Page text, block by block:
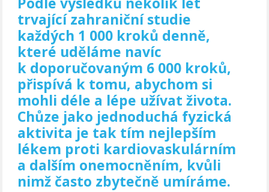
trvající zahraniční studie
každých 1 000 kroků denně,
které uděláme navíc
k doporučovaným 6 000 kroků,
přispívá k tomu, abychom si
mohli déle a lépe užívat života.
Chůze jako jednoduchá fyzická
aktivita je tak tím nejlepším
lékem proti kardiovaskulárním
a dalším onemocněním, kvůli
nimž často zbytečně umíráme.